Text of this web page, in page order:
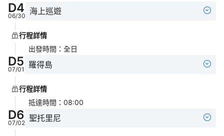
D4
06/30 海上巡遊
行程詳情
出發時間 ： 全日
D5
07/01 羅得島
行程詳情
抵達時間 ： 08:00
D6
07/02 聖托里尼